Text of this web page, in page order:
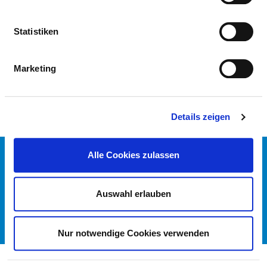
Statistiken
Marketing
Details zeigen
Alle Cookies zulassen
Auswahl erlauben
Nur notwendige Cookies verwenden
Pathologie (AQ46)
IMPRESSUM